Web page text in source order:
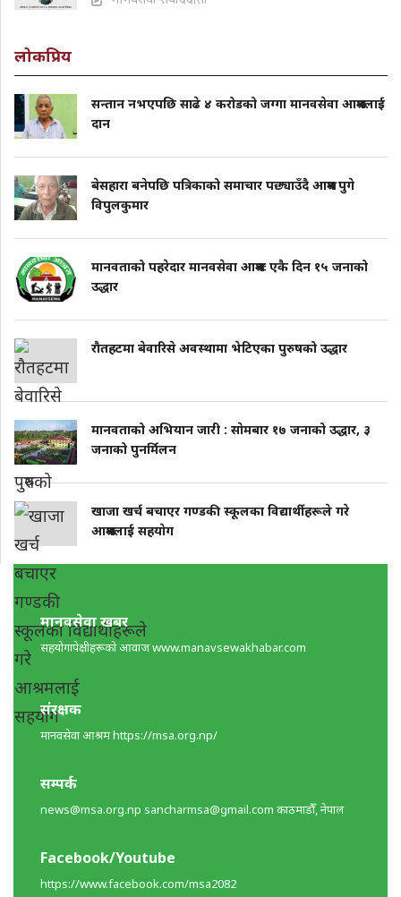
लोकप्रिय
सन्तान नभएपछि साढे ४ करोडको जग्गा मानवसेवा आश्रमलाई
दान
बेसहारा बनेपछि पत्रिकाको समाचार पछ्याउँदै आश्रम पुगे
विपुलकुमार
मानवताको पहरेदार मानवसेवा आश्रमः एकै दिन १५ जनाको
उद्धार
राैतहटमा बेवारिसे अवस्थामा भेटिएका पुरुषको उद्धार
मानवताको अभियान जारी : साेमबार १७ जनाको उद्धार, ३
जनाको पुनर्मिलन
खाजा खर्च बचाएर गण्डकी स्कूलका विद्यार्थीहरूले गरे
आश्रमलाई सहयाेग
मानवसेवा खबर
सहयोगापेक्षीहरूकाे आवाज www.manavsewakhabar.com
संरक्षक
मानवसेवा आश्रम https://msa.org.np/
सम्पर्क
news@msa.org.np sancharmsa@gmail.com काठमाडाैँ, नेपाल
Facebook/Youtube
https://www.facebook.com/msa2082